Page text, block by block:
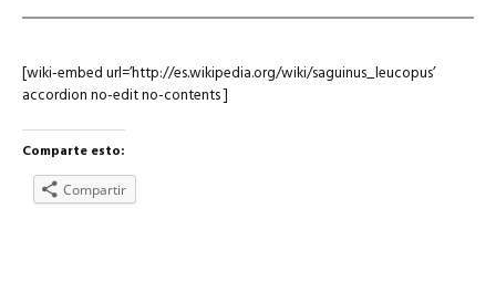
[wiki-embed url=’http://es.wikipedia.org/wiki/saguinus_leucopus’
accordion no-edit no-contents ]
Comparte esto:
Compartir